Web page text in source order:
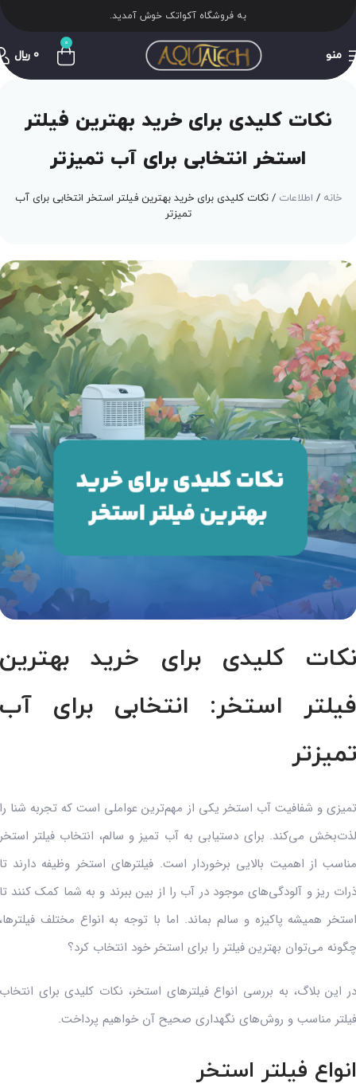
به فروشگاه آکواتک خوش آمدید.
منو
0
0 ﷼
نکات کلیدی برای خرید بهترین فیلتر
استخر انتخابی برای آب تمیزتر
خانه اطلاعات نکات کلیدی برای خرید بهترین فیلتر استخر انتخابی برای آب
تمیزتر
کلیدی برای خرید
استخر: انتخابی برای
و شفافیت آب استخر یکی از مهم‌ترین عواملی است که تجربه شنا
می‌کند. برای دستیابی به آب تمیز و سالم، انتخاب فیلتر
از اهمیت بالایی برخوردار است. فیلترهای استخر وظیفه دارند
ریز و آلودگی‌های موجود در آب را از بین ببرند و به شما کمک کنند
همیشه پاکیزه و سالم بماند. اما با توجه به انواع مختلف
می‌توان بهترین فیلتر را برای استخر خود انتخاب کرد؟
این بلاگ، به بررسی انواع فیلترهای استخر، نکات کلیدی برای
مناسب و روش‌های نگهداری صحیح آن خواهیم پرداخت.
فیلتر استخر